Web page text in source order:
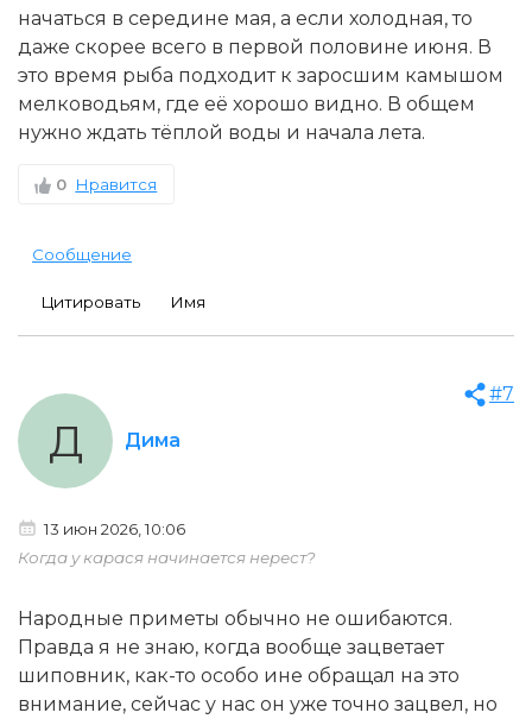
начаться в середине мая, а если холодная, то
даже скорее всего в первой половине июня. В
это время рыба подходит к заросшим камышом
мелководьям, где её хорошо видно. В общем
нужно ждать тёплой воды и начала лета.
0 Нравится
Сообщение
Цитировать Имя
Дима
Д
#7
13 июн 2026, 10:06
Когда у карася начинается нерест?
Народные приметы обычно не ошибаются.
Правда я не знаю, когда вообще зацветает
шиповник, как-то особо ине обращал на это
внимание, сейчас у нас он уже точно зацвел, но